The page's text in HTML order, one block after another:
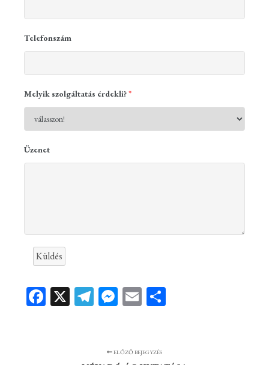
Telefonszám
Melyik szolgáltatás érdekli?*
Üzenet
Küldés
Facebook
X Telegram
Messenger
Email
ELŐZŐ BEJEGYZÉS